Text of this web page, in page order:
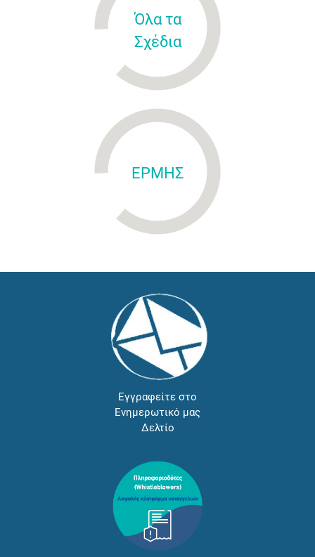
Όλα τα
Σχέδια
ΕΡΜΗΣ
Εγγραφείτε στο
Ενημερωτικό μας
Δελτίο